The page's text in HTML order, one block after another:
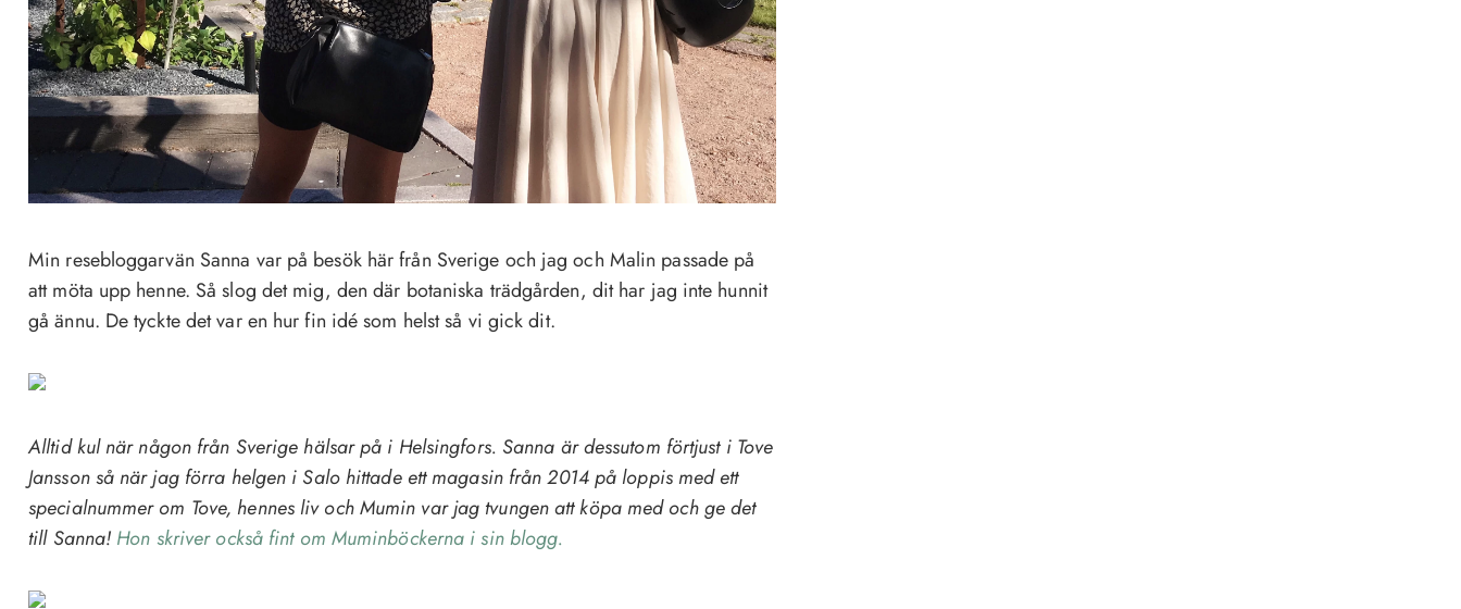
Min resebloggarvän Sanna var på besök här från Sverige och jag och Malin passade på
att möta upp henne. Så slog det mig, den där botaniska trädgården, dit har jag inte hunnit
gå ännu. De tyckte det var en hur fin idé som helst så vi gick dit.
Alltid kul när någon från Sverige hälsar på i Helsingfors. Sanna är dessutom förtjust i Tove
Jansson så när jag förra helgen i Salo hittade ett magasin från 2014 på loppis med ett
specialnummer om Tove, hennes liv och Mumin var jag tvungen att köpa med och ge det
till Sanna! Hon skriver också fint om Muminböckerna i sin blogg.